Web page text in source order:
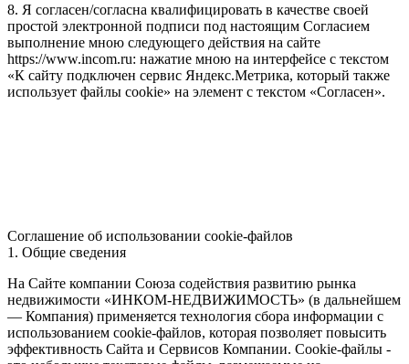
8. Я согласен/согласна квалифицировать в качестве своей
простой электронной подписи под настоящим Согласием
выполнение мною следующего действия на сайте
https://www.incom.ru: нажатие мною на интерфейсе с текстом
«К сайту подключен сервис Яндекс.Метрика, который также
использует файлы cookie» на элемент с текстом «Согласен».
Соглашение об использовании cookie-файлов
1. Общие сведения
На Сайте компании Союза содействия развитию рынка
недвижимости «ИНКОМ-НЕДВИЖИМОСТЬ» (в дальнейшем
— Компания) применяется технология сбора информации с
использованием cookie-файлов, которая позволяет повысить
эффективность Сайта и Сервисов Компании. Сookie-файлы -